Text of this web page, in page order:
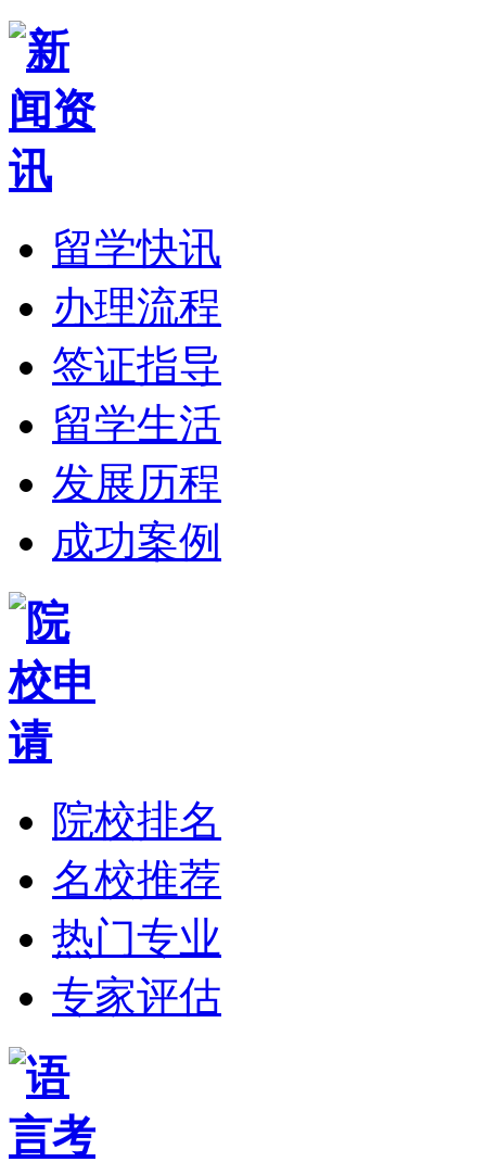
留学快讯
办理流程
签证指导
留学生活
发展历程
成功案例
院校排名
名校推荐
热门专业
专家评估